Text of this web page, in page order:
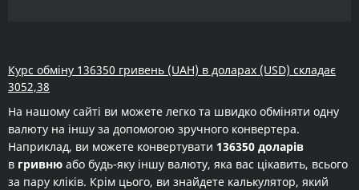
Курс обміну 136350 гривень (UAH) в доларах (USD) складає
3052,38
На нашому сайті ви можете легко та швидко обміняти одну
валюту на іншу за допомогою зручного конвертера.
Наприклад, ви можете конвертувати 136350 доларів
в гривню або будь-яку іншу валюту, яка вас цікавить, всього
за пару кліків. Крім цього, ви знайдете калькулятор, який